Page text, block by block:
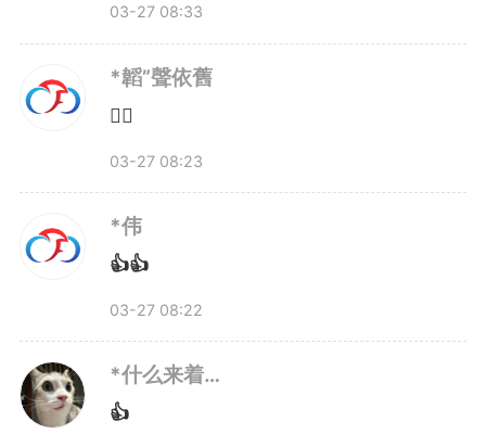
广德那家公司的负责人说得
好：“孩子们需要春天，大人也一
春假。他们有的想去迪士尼看
看“妈妈是不是骗人”，有的想练完
03-27 08:33
*韜”聲依舊
👍🏻
03-27 08:23
*伟
👍👍
03-27 08:22
*什么来着…
👍